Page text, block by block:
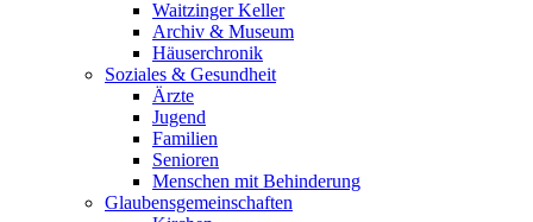
Waitzinger Keller
Archiv & Museum
Häuserchronik
Soziales & Gesundheit
Ärzte
Jugend
Familien
Senioren
Menschen mit Behinderung
Glaubensgemeinschaften